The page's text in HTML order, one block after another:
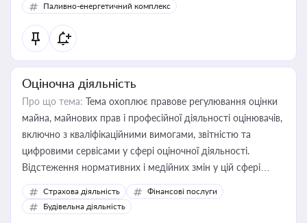
Паливно-енергетичний комплекс
Оціночна діяльність
Про що тема: Тема охоплює правове регулювання оцінки
майна, майнових прав і професійної діяльності оцінювачів,
включно з кваліфікаційними вимогами, звітністю та
цифровими сервісами у сфері оціночної діяльності.
Відстеження нормативних і медійних змін у цій сфері
корисне для власника бізнесу, керівника, юриста або
бухгалтера під час оподаткування, приватизації, оренди
державного майна, корпоративних угод і перевірки
Страхова діяльність
Фінансові послуги
Будівельна діяльність